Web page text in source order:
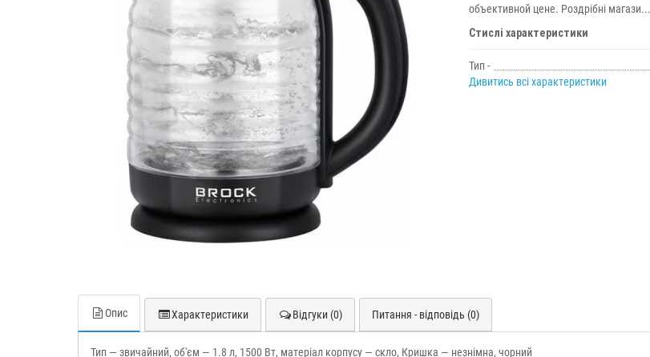
объективной цене. Роздрібні магази...
Стислі характеристики
Тип -
Дивитись всі характеристики
Опис Характеристики Відгуки (0) Питання - відповідь (0)
Тип — звичайний, об'єм — 1.8 л, 1500 Вт, матеріал корпусу — скло, Кришка — незнімна, чорний